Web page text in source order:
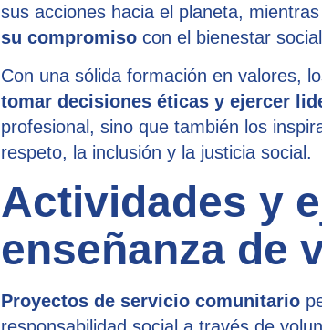
sus acciones hacia el planeta,
su compromiso con el bienestar
Con una sólida formación en valores,
tomar decisiones éticas y ejercer
profesional, sino que también los
respeto, la inclusión y la justicia social.
Actividades y
enseñanza de
Proyectos de servicio comunitario